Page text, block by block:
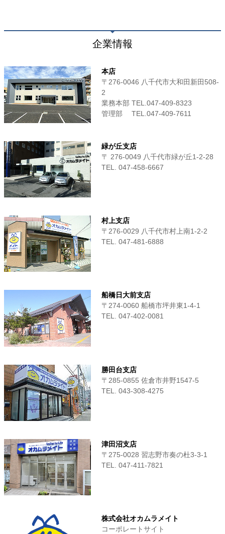
企業情報
本店
〒276-0046 八千代市大和田新田508-
2
業務本部 TEL.047-409-8323
管理部 TEL.047-409-7611
緑が丘支店
〒 276-0049 八千代市緑が丘1-2-28
TEL. 047-458-6667
村上支店
〒276-0029 八千代市村上南1-2-2
TEL. 047-481-6888
船橋日大前支店
〒274-0060 船橋市坪井東1-4-1
TEL. 047-402-0081
勝田台支店
〒285-0855 佐倉市井野1547-5
TEL. 043-308-4275
津田沼支店
〒275-0028 習志野市奏の杜3-3-1
TEL. 047-411‐7821
株式会社オカムラメイト
コーポレートサイト